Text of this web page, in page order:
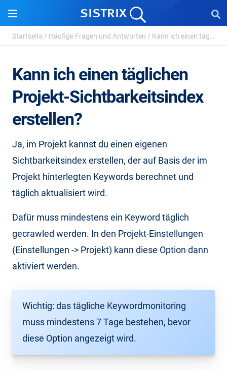
Startseite / Häufige Fragen und Antworten / Kann ich einen täglichen Projekt-Sichtbarkeitsindex ...
Kann ich einen täglichen
Projekt-Sichtbarkeitsindex
erstellen?
Ja, im Projekt kannst du einen eigenen
Sichtbarkeitsindex erstellen, der auf Basis der im
Projekt hinterlegten Keywords berechnet und
täglich aktualisiert wird.
Dafür muss mindestens ein Keyword täglich
gecrawled werden. In den Projekt-Einstellungen
(Einstellungen -> Projekt) kann diese Option dann
aktiviert werden.
Wichtig: das tägliche Keywordmonitoring
muss mindestens 7 Tage bestehen, bevor
diese Option angezeigt wird.